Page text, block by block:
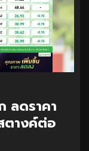
ลดราคา
ตางค์ต่อ